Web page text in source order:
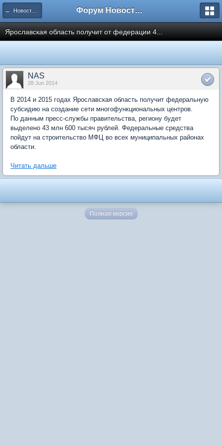
← Новости рынка недвижимости Форум Новостройки
Ярославская область получит от федерации 4...
NAS
28 Jun 2014
В 2014 и 2015 годах Ярославская область получит федеральную
субсидию на создание сети многофункциональных центров.
По данным пресс-службы правительства, региону будет
выделено 43 млн 600 тысяч рублей. Федеральные средства
пойдут на строительство МФЦ во всех муниципальных районах
области.
Читать дальше
Полная версия